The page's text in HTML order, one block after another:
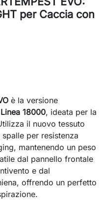
per Caccia con
è la versione
Linea 18000, ideata per la
il nuovo tessuto
per resistenza
mantenendo un peso
dal pannello frontale
e dal
offrendo un perfetto